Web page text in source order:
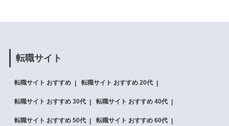
転職サイト
転職サイト おすすめ 転職サイト おすすめ 20代
転職サイト おすすめ 30代 転職サイト おすすめ 40代
転職サイト おすすめ 50代 転職サイト おすすめ 60代